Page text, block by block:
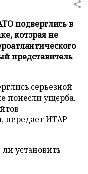
подверглись в
которая не
представитель
серьезной
понесли ущерба.
передаетИТАР-
установить